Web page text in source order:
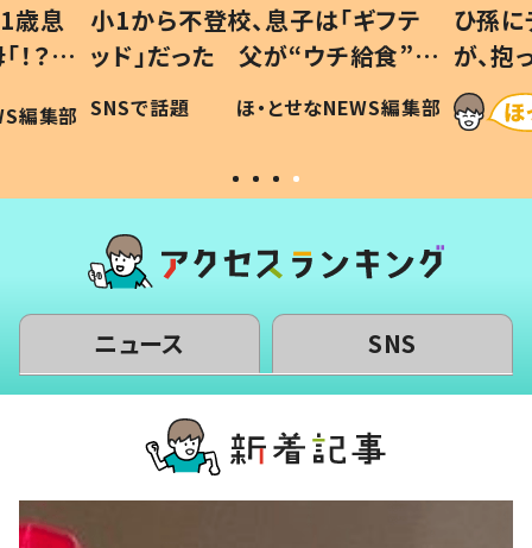
歳息
？」
編集部
小1から不登校、息子は「ギフテ
ッド」だった 父が“ウチ給食”を
作り続ける理由とは #令和の親
#令和の子
SNSで話題 ほ・とせなNEWS編集部
ひ孫
が、
「涙が
い」
ニュース SNS